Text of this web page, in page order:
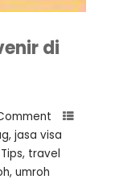
di
, jasa visa
Tips, travel
, umroh